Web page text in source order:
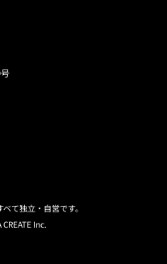
て独立・自営です。
Inc.